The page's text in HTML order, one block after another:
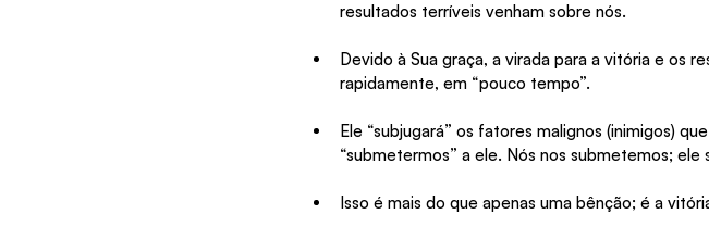
resultados terríveis venham sobre nós.
Devido à Sua graça, a virada para a vitória e os
rapidamente, em “pouco tempo”.
Ele “subjugará” os fatores malignos (inimigos)
“submetermos” a ele. Nós nos submetemos; ele
Isso é mais do que apenas uma bênção; é a